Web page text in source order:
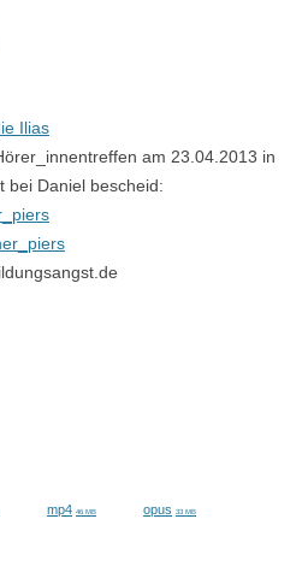
Ilias
am 23.04.2013 in
bei Daniel bescheid:
mp4 46 MB opus 33 MB